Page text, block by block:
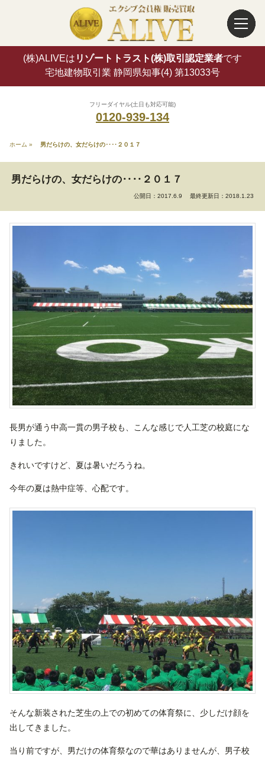
(株)ALIVEは リゾートトラスト(株)取引認定業者です
宅地建物取引業 静岡県知事(4) 第13033号
フリーダイヤル(土日も対応可能)
0120-939-134
ホーム » 男だらけの、女だらけの‥‥２０１７
男だらけの、女だらけの‥‥２０１７
公開日：2017.6.9 最終更新日：2018.1.23
長男が通う中高一貫の男子校も、こんな感じで人工芝の校庭にな
りました。
きれいですけど、夏は暑いだろうね。
今年の夏は熱中症等、心配です。
そんな新装された芝生の上での初めての体育祭に、少しだけ顔を
出してきました。
当り前ですが、男だけの体育祭なので華はありませんが、男子校